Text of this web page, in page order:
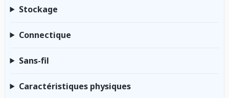
Stockage
Connectique
Sans-fil
Caractéristiques physiques